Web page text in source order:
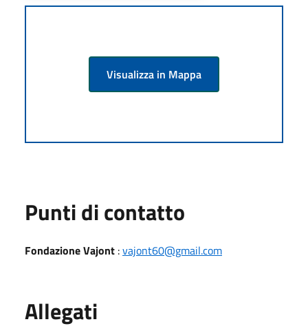
Visualizza in Mappa
Punti di contatto
Fondazione Vajont :vajont60@gmail.com
Allegati